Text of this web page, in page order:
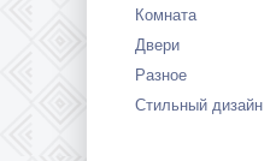
Комната
Двери
Разное
Стильный дизайн